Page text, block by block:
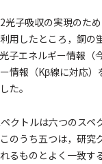
光子吸収の実現のた
用したところ，銅の
子エネルギー情報（
情報（Kβ線に対応）
た。
クトルは六つのスペ
のうち五つは，研究
るものとよく一致す